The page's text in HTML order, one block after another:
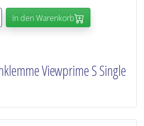
In den Warenkorb
Viewprime S Single